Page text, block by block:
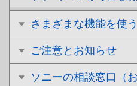
さまざまな機能を使う
ご注意とお知らせ
ソニーの相談窓口（